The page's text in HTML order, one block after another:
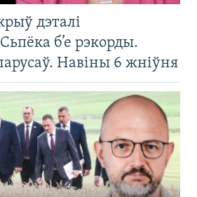
дэталі
б’е рэкорды.
Навіны 6 жніўня